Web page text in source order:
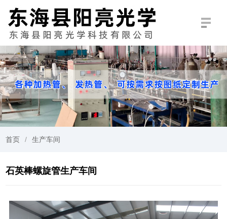
首页 生产车间
石英棒螺旋管生产车间